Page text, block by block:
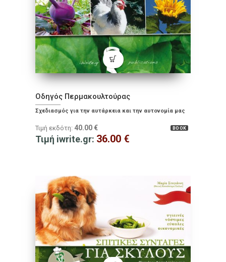
Οδηγός Περμακουλτούρας
Σχεδιασμός για την αυτάρκεια και την αυτονομία μας
BOOK
Τιμή εκδότη: 40.00 €
Τιμή iwrite.gr: 36.00 €